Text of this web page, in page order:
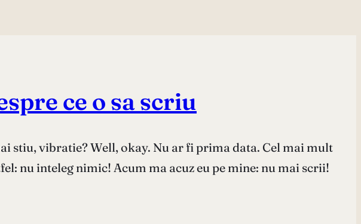
ce o sa scriu
stiu, vibratie? Well, okay. Nu ar fi prima data. Cel mai mult
nu inteleg nimic! Acum ma acuz eu pe mine: nu mai scrii!